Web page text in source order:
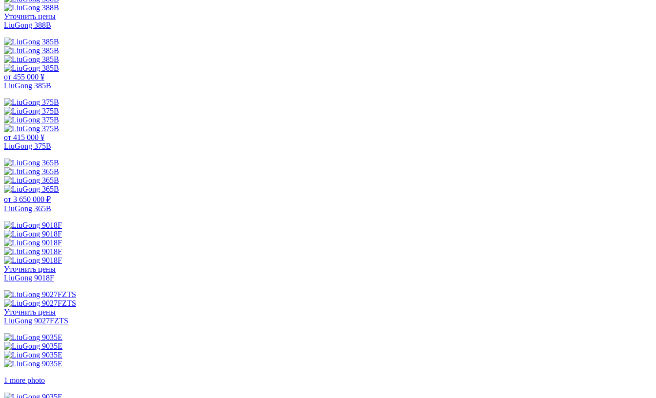
Уточнить цены
LiuGong 388В
от 455 000 ¥
LiuGong 385B
от 415 000 ¥
LiuGong 375B
от 3 650 000 ₽
LiuGong 365B
Уточнить цены
LiuGong 9018F
Уточнить цены
LiuGong 9027FZTS
1 more photo